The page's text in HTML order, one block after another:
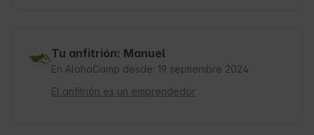
Tu anfitrión: Manuel
En AlohaCamp desde: 19 septiembre 2024
El anfitrión es un emprendedor